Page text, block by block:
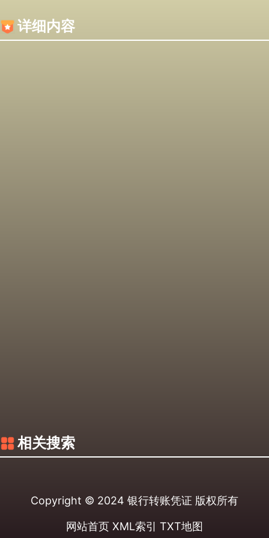
详细内容
相关搜索
Copyright © 2024 银行转账凭证 版权所有
网站首页 XML索引 TXT地图